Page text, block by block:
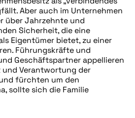
Aber auch im Unternehmen
über Jahrzehnte und
Sicherheit, die eine
Eigentümer bietet, zu einer
Führungskräfte und
Geschäftspartner appellieren
und Verantwortung der
fürchten um den
sollte sich die Familie